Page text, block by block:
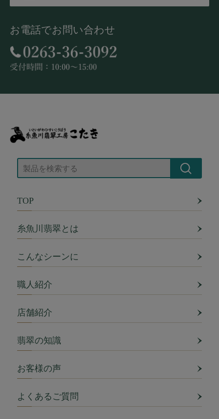
お電話でお問い合わせ
TOP
糸魚川翡翠とは
こんなシーンに
職人紹介
店舗紹介
翡翠の知識
お客様の声
よくあるご質問